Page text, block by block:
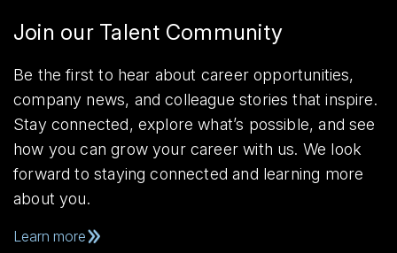
Join our Talent Community
Be the first to hear about career opportunities,
company news, and colleague stories that inspire.
Stay connected, explore what’s possible, and see
how you can grow your career with us. We look
forward to staying connected and learning more
about you.
Learn more